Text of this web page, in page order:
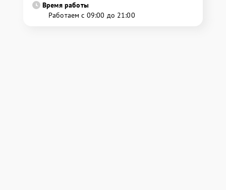
Время работы
Работаем с 09:00 до 21:00